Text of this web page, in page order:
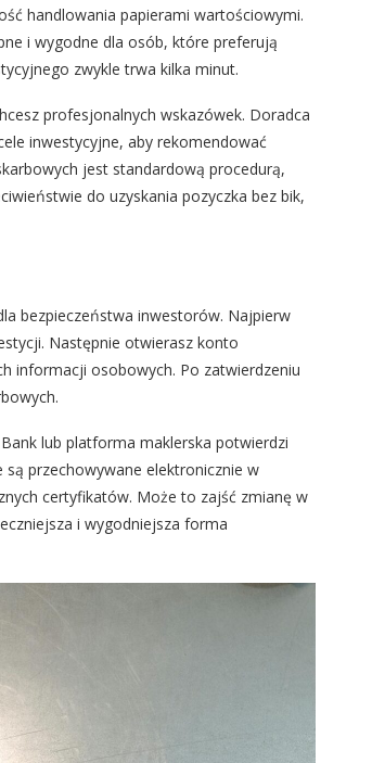
handlowania papierami wartościowymi.
i wygodne dla osób, które preferują
zwykle trwa kilka minut.
profesjonalnych wskazówek. Doradca
inwestycyjne, aby rekomendować
jest standardową procedurą,
do uzyskania pozyczka bez bik,
bezpieczeństwa inwestorów. Najpierw
Następnie otwierasz konto
informacji osobowych. Po zatwierdzeniu
lub platforma maklerska potwierdzi
przechowywane elektronicznie w
certyfikatów. Może to zajść zmianę w
i wygodniejsza forma